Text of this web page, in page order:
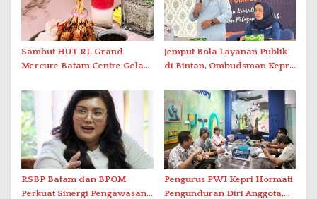
Sambut HUT RI, Grand
Mercure Batam Centre Gelar
Nusantara’
Jemput Bola Layanan Publik
di Bintan, Ombudsman Kepri
Solar Nelayan
RSBP Batam dan BPOM
Perkuat Sinergi Pengawasan
Pengurus PWI Kepri Hormati
Pengunduran Diri Anggota,